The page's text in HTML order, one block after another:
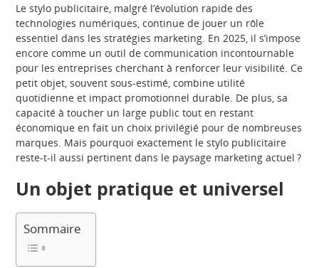
Le stylo publicitaire, malgré l’évolution rapide des
technologies numériques, continue de jouer un rôle
essentiel dans les stratégies marketing. En 2025, il s’impose
encore comme un outil de communication incontournable
pour les entreprises cherchant à renforcer leur visibilité. Ce
petit objet, souvent sous-estimé, combine utilité
quotidienne et impact promotionnel durable. De plus, sa
capacité à toucher un large public tout en restant
économique en fait un choix privilégié pour de nombreuses
marques. Mais pourquoi exactement le stylo publicitaire
reste-t-il aussi pertinent dans le paysage marketing actuel ?
Un objet pratique et universel
Sommaire